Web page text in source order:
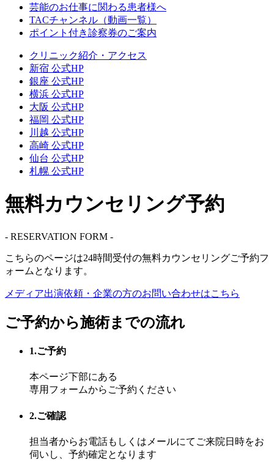
芸能のお仕事に関わる患者様へ
TACチャンネル（動画一覧）
ポイント付き診察券のご案内
クリニック紹介・アクセス
新宿 公式HP
銀座 公式HP
横浜 公式HP
大阪 公式HP
福岡 公式HP
川越 公式HP
高崎 公式HP
仙台 公式HP
札幌 公式HP
無料カウンセリング予約
- RESERVATION FORM -
こちらのページは24時間受付の無料カウンセリングご予約フ
ォームとなります。
メディア出演依頼・企業の方のお問い合わせはこちら
ご予約から施術までの流れ
1.ご予約
本ページ下部にある
専用フォームからご予約ください
2.ご確認
担当者からお電話もしくはメールにてご来院日時をお
伺いし、予約確定となります